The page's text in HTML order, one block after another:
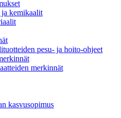
kemikaalit
pesu- ja hoito-ohjeet
merkinnät
kasvusopimus